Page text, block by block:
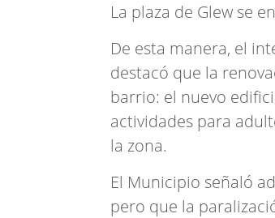
La plaza de Glew se
De esta manera, el
destacó que la
barrio: el nuevo
actividades para
la zona.
El Municipio señaló
pero que la